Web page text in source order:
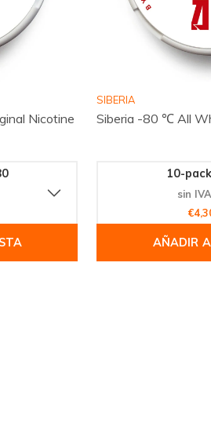
Nicotine
SIBERIA
Siberia -80 ℃ All
10-
sin
AÑADIR